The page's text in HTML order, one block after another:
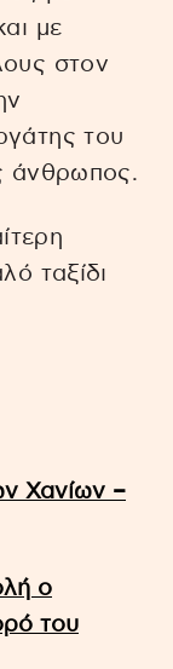
με
στον
του
άνθρωπος.
ταξίδι
Χανίων –
ο
του